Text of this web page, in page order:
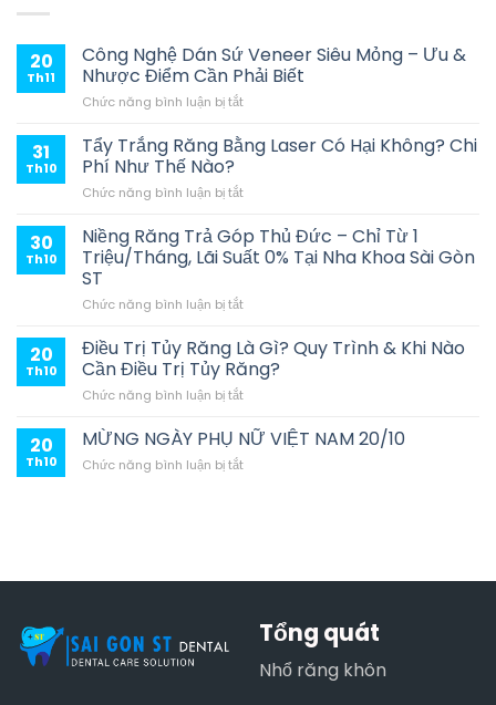
20
Th11
Công Nghệ Dán Sứ Veneer Siêu Mỏng – Ưu &
Nhược Điểm Cần Phải Biết
Chức năng bình luận bị tắtở
Nghệ
Dán
Veneer
Mỏng
–
Ưu
Nhược
Cần
Phải
Biết
31
Th10
Tẩy Trắng Răng Bằng Laser Có Hại Không? Chi
Phí Như Thế Nào?
Chức năng bình luận bị tắtở
Trắng
Răng
Bằng
Có
Không?
Chi
Phí
Như
Nào?
30
Th10
Niềng Răng Trả Góp Thủ Đức – Chỉ Từ 1
Triệu/Tháng, Lãi Suất 0% Tại Nha Khoa Sài Gòn
ST
Chức năng bình luận bị tắtở
Răng
Trả
Góp
Thủ
–
Từ
Tại
Khoa
Gòn
20
Th10
Điều Trị Tủy Răng Là Gì? Quy Trình & Khi Nào
Cần Điều Trị Tủy Răng?
Chức năng bình luận bị tắtở
Trị
Tủy
Răng
Khi
Điều
Tủy
20
Th10
MỪNG NGÀY PHỤ NỮ VIỆT NAM 20/10
Chức năng bình luận bị tắtở
Tổng quát
Nhổ răng khôn